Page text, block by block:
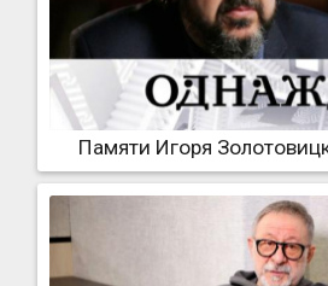
Памяти Игоря